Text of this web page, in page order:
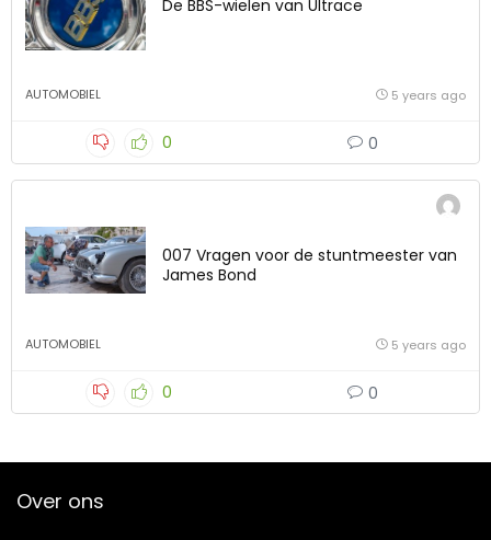
De BBS-wielen van Ultrace
AUTOMOBIEL 5 years ago
0 0
007 Vragen voor de stuntmeester van
James Bond
AUTOMOBIEL 5 years ago
0 0
Over ons